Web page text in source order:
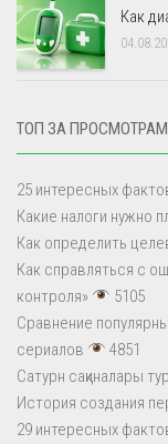
Как
ТОП ЗА
25 интересных
Какие налоги нужно
Как определить
Как справляться с
контроля»
5105
Сравнение
сериалов
4851
Сатурн сақиналары
История создания
29 интересных